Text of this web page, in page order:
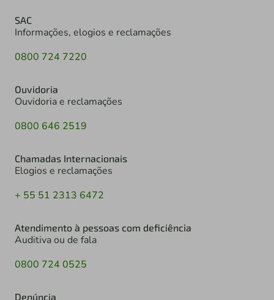
SAC
Informações, elogios e reclamações
0800 724 7220
Ouvidoria
Ouvidoria e reclamações
0800 646 2519
Chamadas Internacionais
Elogios e reclamações
+ 55 51 2313 6472
Atendimento à pessoas com deficiência
Auditiva ou de fala
0800 724 0525
Denúncia